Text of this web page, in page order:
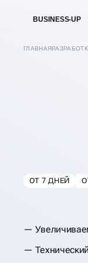
BUSINESS-UP
ГЛАВНАЯ
ОТ 7 ДНЕЙ